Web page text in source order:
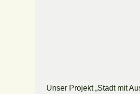
Unser Projekt „Stadt mit